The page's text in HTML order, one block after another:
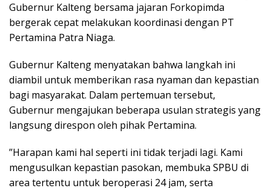
Gubernur Kalteng bersama jajaran Forkopimda
bergerak cepat melakukan koordinasi dengan PT
Pertamina Patra Niaga.
​Gubernur Kalteng menyatakan bahwa langkah ini
diambil untuk memberikan rasa nyaman dan kepastian
bagi masyarakat. Dalam pertemuan tersebut,
Gubernur mengajukan beberapa usulan strategis yang
langsung direspon oleh pihak Pertamina.
​”Harapan kami hal seperti ini tidak terjadi lagi. Kami
mengusulkan kepastian pasokan, membuka SPBU di
area tertentu untuk beroperasi 24 jam, serta